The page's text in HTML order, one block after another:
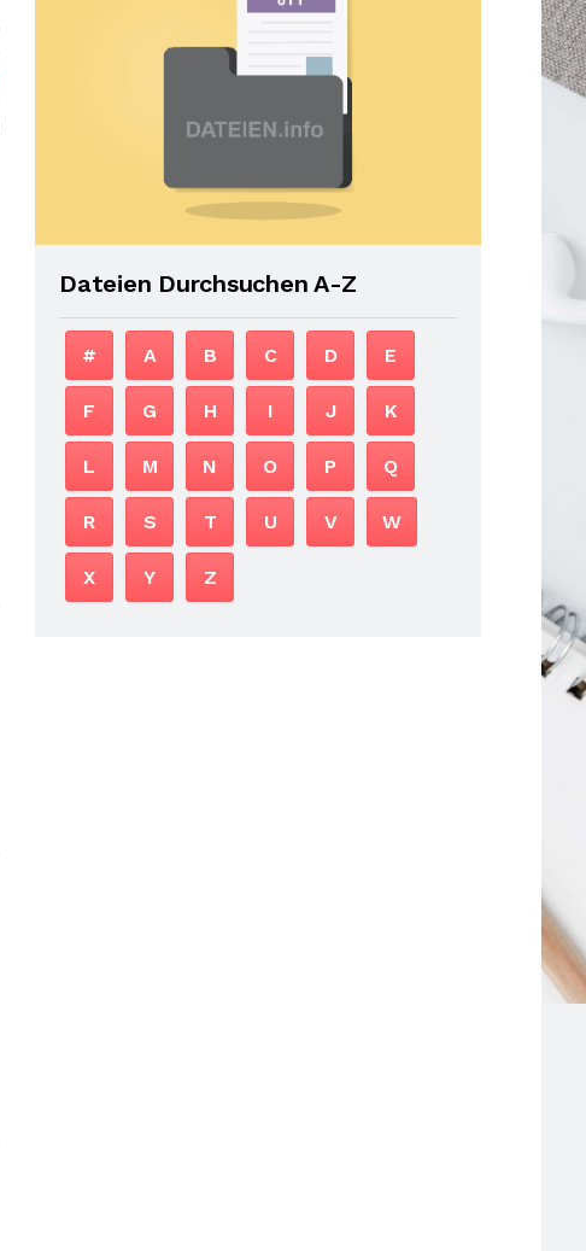
Dateien Durchsuchen A-Z
# A B C D E
F G H I J K
L M N O P Q
R S T U V W
X Y Z